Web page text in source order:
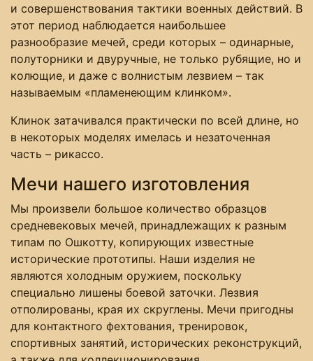
и совершенствования тактики военных действий. В
этот период наблюдается наибольшее
разнообразие мечей, среди которых – одинарные,
полуторники и двуручные, не только рубящие, но и
колющие, и даже с волнистым лезвием – так
называемым «пламенеющим клинком».
Клинок затачивался практически по всей длине, но
в некоторых моделях имелась и незаточенная
часть – рикассо.
Мечи нашего изготовления
Мы произвели большое количество образцов
средневековых мечей, принадлежащих к разным
типам по Ошкотту, копирующих известные
исторические прототипы. Наши изделия не
являются холодным оружием, поскольку
специально лишены боевой заточки. Лезвия
отполированы, края их скруглены. Мечи пригодны
для контактного фехтования, тренировок,
спортивных занятий, исторических реконструкций,